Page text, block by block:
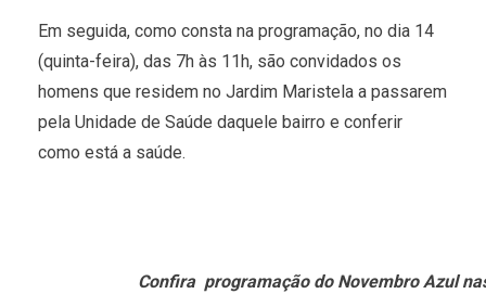
Em seguida, como consta na programação, no dia 14
(quinta-feira), das 7h às 11h, são convidados os
homens que residem no Jardim Maristela a passarem
pela Unidade de Saúde daquele bairro e conferir
como está a saúde.
Confira programação do Novembro Azul nas